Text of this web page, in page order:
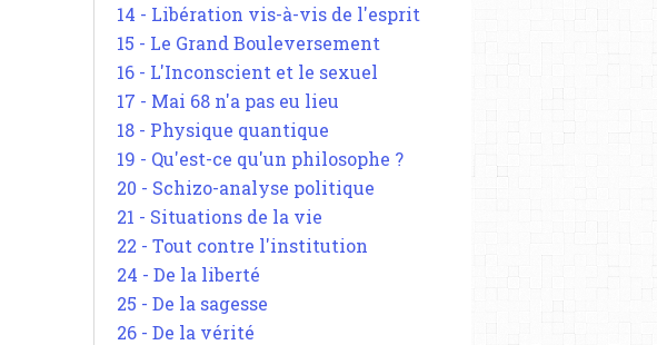
14 - Libération vis-à-vis de l'esprit
15 - Le Grand Bouleversement
16 - L'Inconscient et le sexuel
17 - Mai 68 n'a pas eu lieu
18 - Physique quantique
19 - Qu'est-ce qu'un philosophe ?
20 - Schizo-analyse politique
21 - Situations de la vie
22 - Tout contre l'institution
24 - De la liberté
25 - De la sagesse
26 - De la vérité